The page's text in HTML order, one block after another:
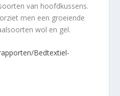
van hoofdkussens.
men een groeiende
wol en gel.
Bedtextiel-